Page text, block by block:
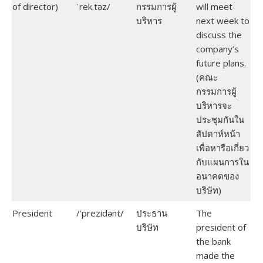
of director)
ˈrek.təz/
กรรมการผู้
บริหาร
will meet
next week to
discuss the
company’s
future plans.
(คณะ
กรรมการผู้
บริหารจะ
ประชุมกันใน
สัปดาห์หน้า
เพื่อหารือเกี่ยว
กับแผนการใน
อนาคตของ
บริษัท)
President
/’prezidənt/
ประธาน
บริษัท
The
president of
the bank
made the